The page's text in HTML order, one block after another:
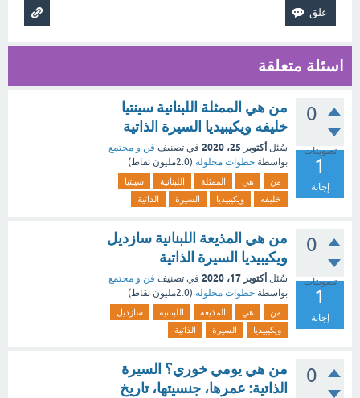
اسئلة متعلقة
0
تصويتات
1
إجابة
من هي الممثلة اللبنانية سينتيا
خليفه ويكيبيديا السيرة الذاتية
سُئل أكتوبر 25، 2020 في تصنيف فن و مجتمع
بواسطة خطوات محلوله (2.0مليون نقاط)
من هي الممثلة اللبنانية
سينتيا
خليفه
ويكيبيديا السيرة الذاتية
0
تصويتات
1
إجابة
من هي المذيعة اللبنانية سازديل
ويكيبيديا السيرة الذاتية
سُئل أكتوبر 17، 2020 في تصنيف فن و مجتمع
بواسطة خطوات محلوله (2.0مليون نقاط)
من هي المذيعة اللبنانية
سازديل
ويكيبيديا
السيرة الذاتية
0
من هي يومي خوري؟ السيرة
الذاتية: عمرها، جنسيتها، تاريخ